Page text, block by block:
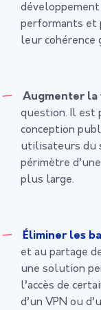
performants et
leur cohérence
Augmenter la
question. Il est
conception
utilisateurs du
périmètre
plus large.
Éliminer les
et au partage
une solution
l’accès de
d’un VPN ou